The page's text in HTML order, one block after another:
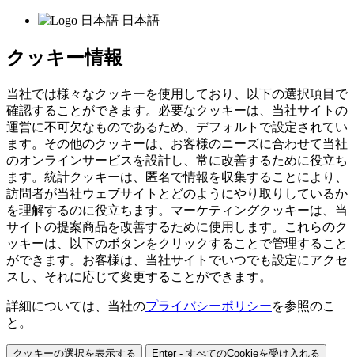
日本語
クッキー情報
当社では様々なクッキーを使用しており、以下の選択項目で
確認することができます。必要なクッキーは、当社サイトの
運営に不可欠なものであるため、デフォルトで設定されてい
ます。その他のクッキーは、お客様のニーズに合わせて当社
のオンラインサービスを設計し、常に改善するために役立ち
ます。統計クッキーは、匿名で情報を収集することにより、
訪問者が当社ウェブサイトとどのようにやり取りしているか
を理解するのに役立ちます。マーケティングクッキーは、当
サイトの提案商品を改善するために使用します。これらのク
ッキーは、以下のボタンをクリックすることで管理すること
ができます。お客様は、当社サイトでいつでも設定にアクセ
スし、それに応じて変更することができます。
詳細については、当社のプライバシーポリシーを参照のこ
と。
クッキーの選択を表示する Enter - すべてのCookieを受け入れる